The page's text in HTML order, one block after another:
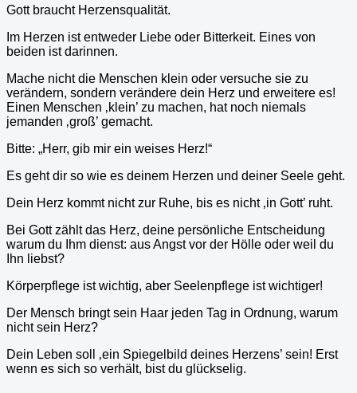
Gott braucht Herzensqualität.
Im Herzen ist entweder Liebe oder Bitterkeit. Eines von
beiden ist darinnen.
Mache nicht die Menschen klein oder versuche sie zu
verändern, sondern verändere dein Herz und erweitere es!
Einen Menschen ‚klein’ zu machen, hat noch niemals
jemanden ‚groß’ gemacht.
Bitte: „Herr, gib mir ein weises Herz!“
Es geht dir so wie es deinem Herzen und deiner Seele geht.
Dein Herz kommt nicht zur Ruhe, bis es nicht ‚in Gott’ ruht.
Bei Gott zählt das Herz, deine persönliche Entscheidung
warum du Ihm dienst: aus Angst vor der Hölle oder weil du
Ihn liebst?
Körperpflege ist wichtig, aber Seelenpflege ist wichtiger!
Der Mensch bringt sein Haar jeden Tag in Ordnung, warum
nicht sein Herz?
Dein Leben soll ‚ein Spiegelbild deines Herzens’ sein! Erst
wenn es sich so verhält, bist du glückselig.